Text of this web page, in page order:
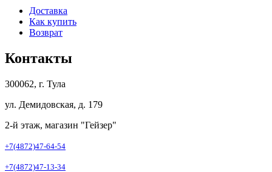
Доставка
Как купить
Возврат
Контакты
300062, г. Тула
ул. Демидовская, д. 179
2-й этаж, магазин "Гейзер"
+7(4872)47-64-54
+7(4872)47-13-34